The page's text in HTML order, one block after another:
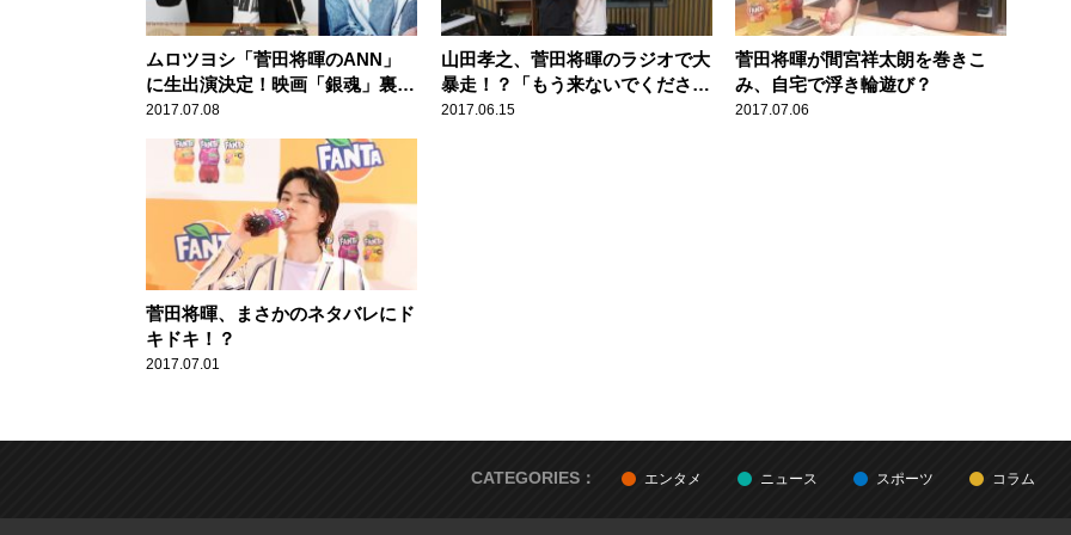
ムロツヨシ「菅田将暉のANN」
に生出演決定！映画「銀魂」裏話
も！？
2017.07.08
山田孝之、菅田将暉のラジオで大
暴走！？「もう来ないでください
（笑）」
2017.06.15
菅田将暉が間宮祥太朗を巻きこ
み、自宅で浮き輪遊び？
2017.07.06
菅田将暉、まさかのネタバレにド
キドキ！？
2017.07.01
CATEGORIES： エンタメ ニュース スポーツ コラム